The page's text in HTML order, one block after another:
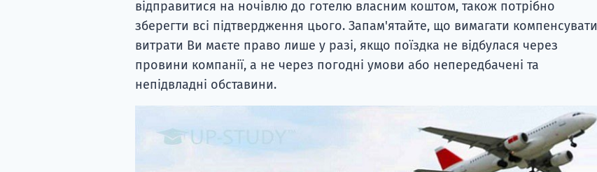
відправитися на ночівлю до готелю власним коштом, також потрібно
зберегти всі підтвердження цього. Запам'ятайте, що вимагати компенсувати
витрати Ви маєте право лише у разі, якщо поїздка не відбулася через
провини компанії, а не через погодні умови або непередбачені та
непідвладні обставини.